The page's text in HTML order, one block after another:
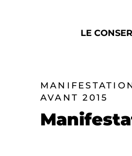
LE
AVANT 2015